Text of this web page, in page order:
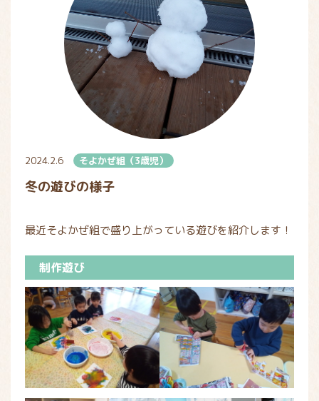
2024.2.6 そよかぜ組（3歳児）
冬の遊びの様子
最近そよかぜ組で盛り上がっている遊びを紹介します！
制作遊び